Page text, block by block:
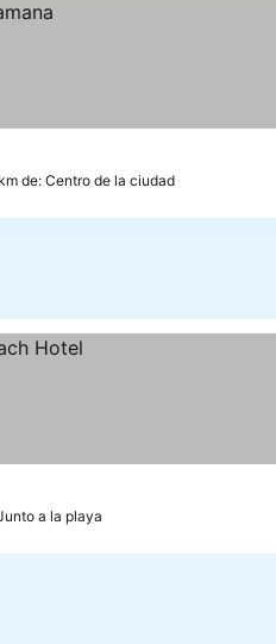
de: Centro de la ciudad
a la playa